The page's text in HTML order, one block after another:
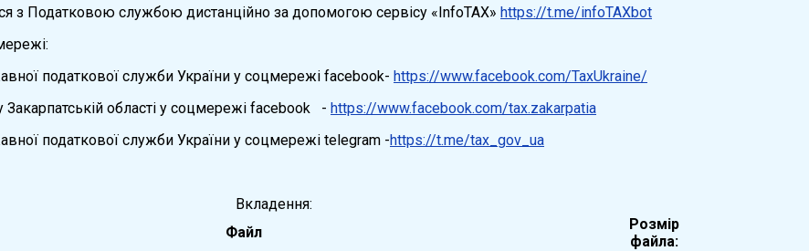
з Податковою службою дистанційно за допомогою сервісу «InfoTAX» https://t.me/infoTAXbot
податкової служби України у соцмережі facebook- https://www.facebook.com/TaxUkraine/
області у соцмережі facebook - https://www.facebook.com/tax.zakarpatia
податкової служби України у соцмережі telegram -https://t.me/tax_gov_ua
Вкладення:
Файл
Розмір
файла: